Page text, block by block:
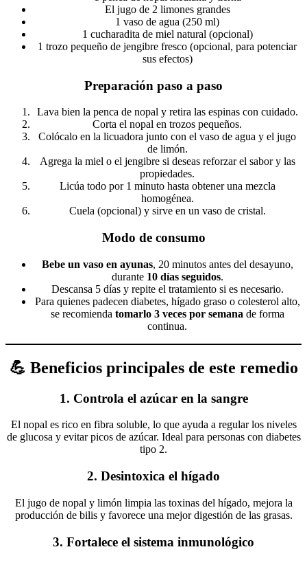
El jugo de 2 limones grandes
1 vaso de agua (250 ml)
1 cucharadita de miel natural (opcional)
1 trozo pequeño de jengibre fresco (opcional, para potenciar
sus efectos)
Preparación paso a paso
Lava bien la penca de nopal y retira las espinas con cuidado.
Corta el nopal en trozos pequeños.
Colócalo en la licuadora junto con el vaso de agua y el jugo
de limón.
Agrega la miel o el jengibre si deseas reforzar el sabor y las
propiedades.
Licúa todo por 1 minuto hasta obtener una mezcla
homogénea.
Cuela (opcional) y sirve en un vaso de cristal.
Modo de consumo
Bebe un vaso en ayunas, 20 minutos antes del desayuno,
durante 10 días seguidos.
Descansa 5 días y repite el tratamiento si es necesario.
Para quienes padecen diabetes, hígado graso o colesterol alto,
se recomienda tomarlo 3 veces por semana de forma
continua.
💪 Beneficios principales de este remedio
1. Controla el azúcar en la sangre
El nopal es rico en fibra soluble, lo que ayuda a regular los niveles
de glucosa y evitar picos de azúcar. Ideal para personas con diabetes
tipo 2.
2. Desintoxica el hígado
El jugo de nopal y limón limpia las toxinas del hígado, mejora la
producción de bilis y favorece una mejor digestión de las grasas.
3. Fortalece el sistema inmunológico